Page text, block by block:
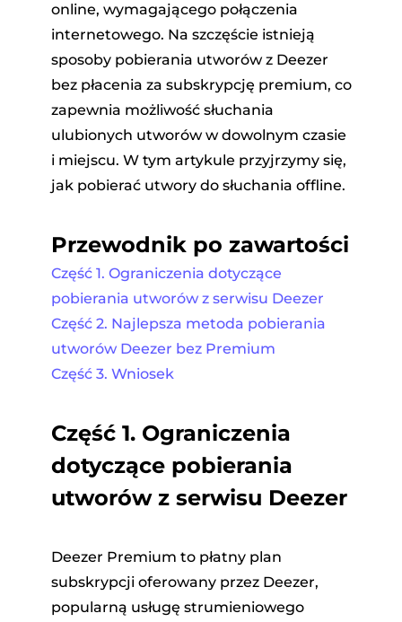
online, wymagającego połączenia
internetowego. Na szczęście istnieją
sposoby pobierania utworów z Deezer
bez płacenia za subskrypcję premium, co
zapewnia możliwość słuchania
ulubionych utworów w dowolnym czasie
i miejscu. W tym artykule przyjrzymy się,
jak pobierać utwory do słuchania offline.
Przewodnik po zawartości
Część 1. Ograniczenia dotyczące
pobierania utworów z serwisu Deezer
Część 2. Najlepsza metoda pobierania
utworów Deezer bez Premium
Część 3. Wniosek
Część 1. Ograniczenia
dotyczące pobierania
utworów z serwisu Deezer
Deezer Premium to płatny plan
subskrypcji oferowany przez Deezer,
popularną usługę strumieniowego